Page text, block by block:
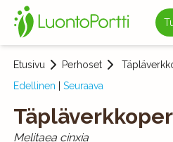
Etusivu Perhoset
Edellinen
Seuraava
Melitaea cinxia